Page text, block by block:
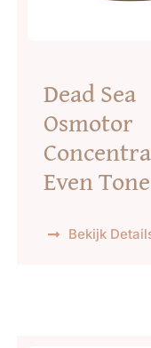
Dead Sea
Osmotor
Even Tone
Bekijk